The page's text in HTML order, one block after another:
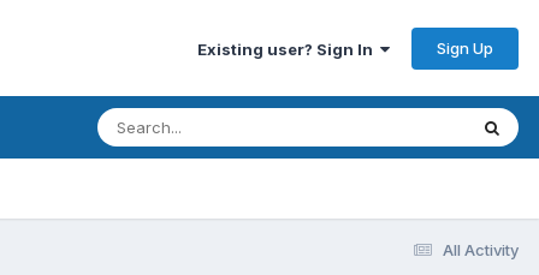
Existing user? Sign In Sign Up
All Activity